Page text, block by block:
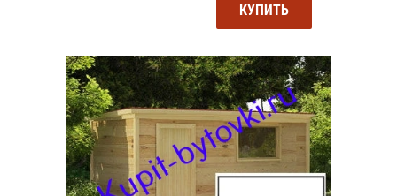
КУПИТЬ